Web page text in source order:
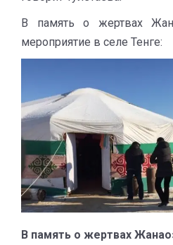
В память о жертвах
мероприятие в селе Тенге:
В память о жертвах